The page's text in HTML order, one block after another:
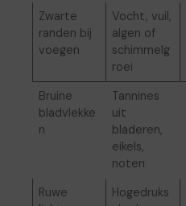
Zwarte
randen bij
voegen
Vocht, vuil,
algen of
schimmelg
roei
Bruine
bladvlekke
n
Tannines
uit
bladeren,
eikels,
noten
Ruwe
Hogedruks